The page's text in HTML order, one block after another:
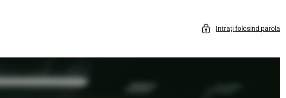
Intrați folosind parola